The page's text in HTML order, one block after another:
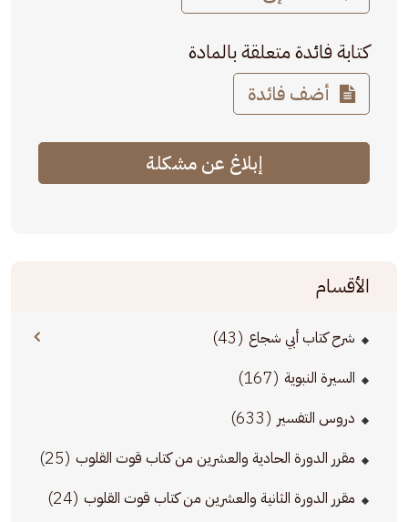
كتابة فائدة متعلقة بالمادة
أضف فائدة
إبلاغ عن مشكلة
الأقسام
شرح كتاب أبي شجاع (43)
السيرة النبوية (167)
دروس التفسير (633)
مقرر الدورة الحادية والعشرين من كتاب قوت القلوب (25)
مقرر الدورة الثانية والعشرين من كتاب قوت القلوب (24)